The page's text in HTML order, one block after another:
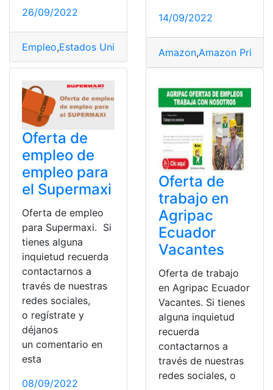
26/09/2022
Empleo,Estados Unidos Ministerio de Trabajo ofertas
14/09/2022
Amazon,Amazon Prime
Oferta de
empleo de
empleo para
el Supermaxi
Oferta de empleo
para Supermaxi. Si
tienes alguna
inquietud recuerda
contactarnos a
través de nuestras
redes sociales,
o regístrate y
déjanos
un comentario en
esta
08/09/2022
Oferta de
trabajo en
Agripac
Ecuador
Vacantes
Oferta de trabajo
en Agripac Ecuador
Vacantes. Si tienes
alguna inquietud
recuerda
contactarnos a
través de nuestras
redes sociales, o